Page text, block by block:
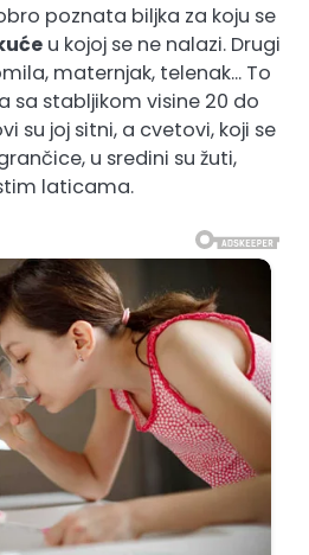
poznata biljka za koju se
u kojoj se ne nalazi. Drugi
maternjak, telenak… To
sa stabljikom visine 20 do
su joj sitni, a cvetovi, koji se
u sredini su žuti,
laticama.